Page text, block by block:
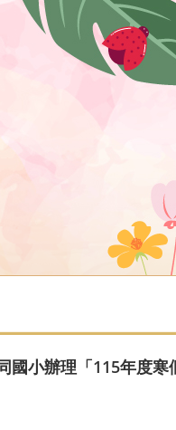
國小辦理「115年度